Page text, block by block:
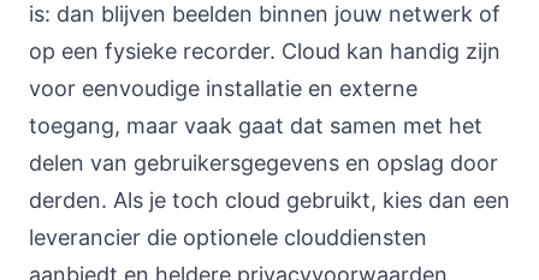
is: dan blijven beelden binnen jouw netwerk of
op een fysieke recorder. Cloud kan handig zijn
voor eenvoudige installatie en externe
toegang, maar vaak gaat dat samen met het
delen van gebruikersgegevens en opslag door
derden. Als je toch cloud gebruikt, kies dan een
leverancier die optionele clouddiensten
aanbiedt en heldere privacyvoorwaarden